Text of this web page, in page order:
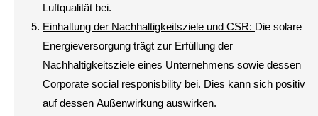
Luftqualität bei.
Einhaltung der Nachhaltigkeitsziele und CSR: Die solare
Energieversorgung trägt zur Erfüllung der
Nachhaltigkeitsziele eines Unternehmens sowie dessen
Corporate social responisbility bei. Dies kann sich positiv
auf dessen Außenwirkung auswirken.